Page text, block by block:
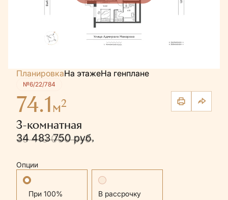
ПланировкаНа этажеНа генплане
№6/22/784
74.1м2
3-комнатная
39 410 000 руб.
34 483 750 руб.
Опции
Стандартная В рассрочку